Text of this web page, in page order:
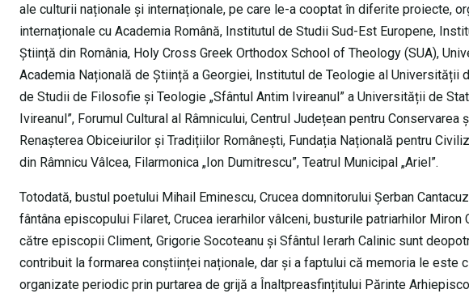
ale culturii naționale și internaționale, pe care le-a cooptat în diferite proiecte,
internaționale cu Academia Română, Institutul de Studii Sud-Est Europene,
Știință din România, Holy Cross Greek Orthodox School of Theology (SUA),
Academia Națională de Știință a Georgiei, Institutul de Teologie al Universității
de Studii de Filosofie și Teologie „Sfântul Antim Ivireanul” a Universității de
Ivireanul”, Forumul Cultural al Râmnicului, Centrul Județean pentru
Renașterea Obiceiurilor și Tradițiilor Românești, Fundația Națională pentru
din Râmnicu Vâlcea, Filarmonica „Ion Dumitrescu”, Teatrul Municipal „Ariel”.
Totodată, bustul poetului Mihail Eminescu, Crucea domnitorului Șerban
fântâna episcopului Filaret, Crucea ierarhilor vâlceni, busturile patriarhilor
către episcopii Climent, Grigorie Socoteanu și Sfântul Ierarh Calinic sunt
contribuit la formarea conștiinței naționale, dar și a faptului că memoria le
organizate periodic prin purtarea de grijă a Înaltpreasfințitului Părinte